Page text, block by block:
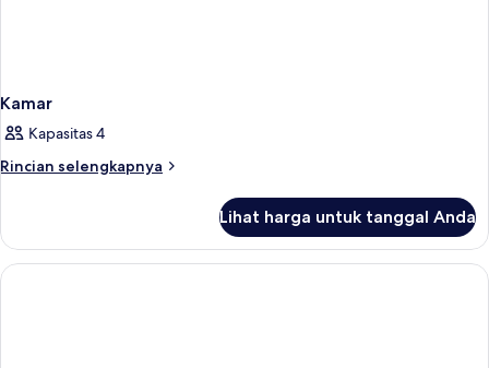
Kamar
Kapasitas 4
Rincian selengkapnya
Rincian
Kamar
Lihat harga untuk tanggal Anda